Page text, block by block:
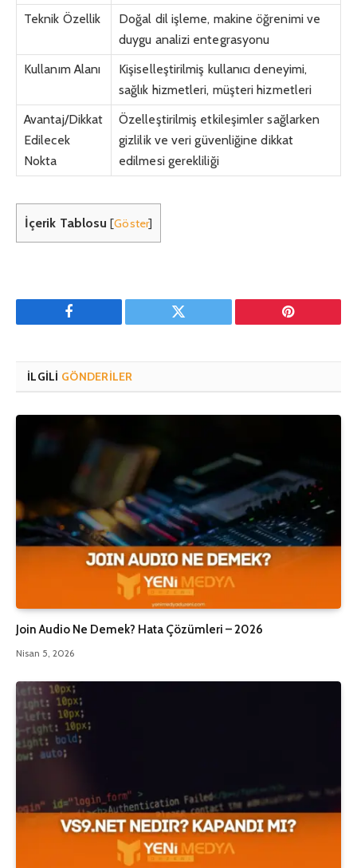
Teknik Özellik
Doğal dil işleme, makine öğrenimi ve
duygu analizi entegrasyonu
Kullanım Alanı
Kişiselleştirilmiş kullanıcı deneyimi,
sağlık hizmetleri, müşteri hizmetleri
Avantaj/Dikkat
Edilecek
Nokta
Özelleştirilmiş etkileşimler sağlarken
gizlilik ve veri güvenliğine dikkat
edilmesi gerekliliği
İçerik Tablosu [Göster]
Facebook Twitter Pinterest'in
İLGILI GÖNDERILER
Join Audio Ne Demek? Hata Çözümleri – 2026
Nisan 5, 2026